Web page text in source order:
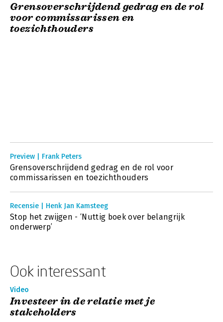
Grensoverschrijdend gedrag en de rol
voor commissarissen en
toezichthouders
Preview | Frank Peters
Grensoverschrijdend gedrag en de rol voor
commissarissen en toezichthouders
Recensie | Henk Jan Kamsteeg
Stop het zwijgen - ‘Nuttig boek over belangrijk
onderwerp’
Ook interessant
Video
Investeer in de relatie met je
stakeholders